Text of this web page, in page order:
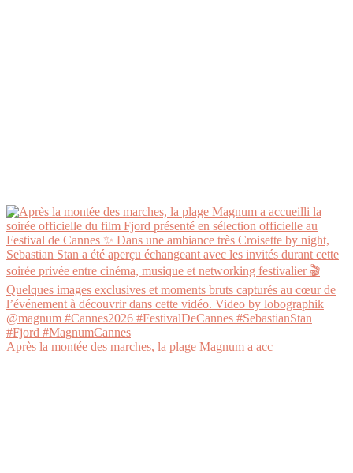
Après la montée des marches, la plage Magnum a acc